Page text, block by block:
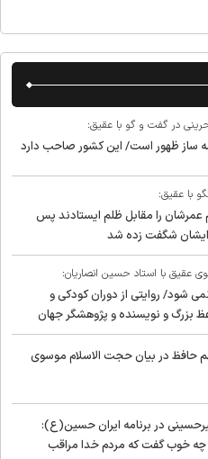
در گفت و گو با عقیق:
ساز ظهور است/ این کشور صاحب دارد
با عقیق:
را مقابل ظلم ایستادند پس
شگفت زده شد
با استاد حسین انصاریان:
شود/ روایتی از دوران کودکی و
بزرگ و نویسنده و پژوهشگر جهان
در بیان حجت الاسلام موسوی
در برنامه ایران حسین(ع):
خوب گفت که مردم خدا مراقب